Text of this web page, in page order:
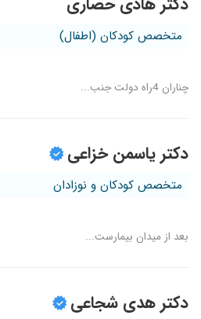
متخصص کودکان (اطفال)
چناران 4راه دولت جنب...
دکتر یاسمن خزاعی
متخصص کودکان و نوزادان
بعد از میدان بیمارست...
دکتر هدی شجاعی